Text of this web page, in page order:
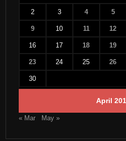
April
2 3 4 5
9 10 11 12
16 17 18 19
23 24 25 26
30
« Mar May »